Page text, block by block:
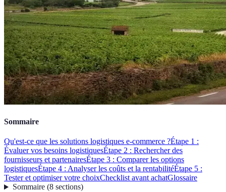
Sommaire
Qu'est-ce que les solutions logistiques e-commerce ?Étape 1 :
Évaluer vos besoins logistiquesÉtape 2 : Rechercher des
fournisseurs et partenairesÉtape 3 : Comparer les options
logistiquesÉtape 4 : Analyser les coûts et la rentabilitéÉtape 5 :
Tester et optimiser votre choixChecklist avant achatGlossaire
Sommaire(8 sections)